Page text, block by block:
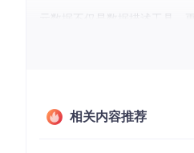
元数据不仅是数据描述工具，
📊实操小贴士：在项目初期就
相关内容推荐